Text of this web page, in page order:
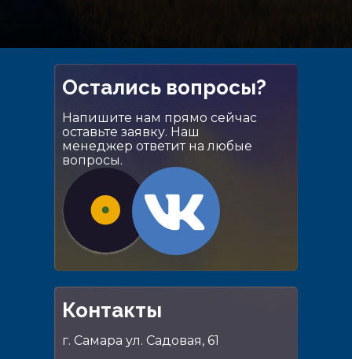
Остались вопросы?
Напишите нам прямо сейчас
оставьте заявку. Наш
менеджер ответит на любые
вопросы.
Контакты
г. Самара ул. Садовая, 61